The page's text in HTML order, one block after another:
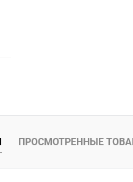
ПРОСМОТРЕННЫЕ